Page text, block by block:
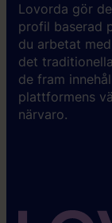
Lovorda gör
profil baserad
du arbetat
det
de fram
plattformens
närvaro.